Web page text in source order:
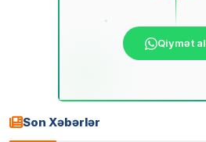
Qiymət al
Son Xəbərlər